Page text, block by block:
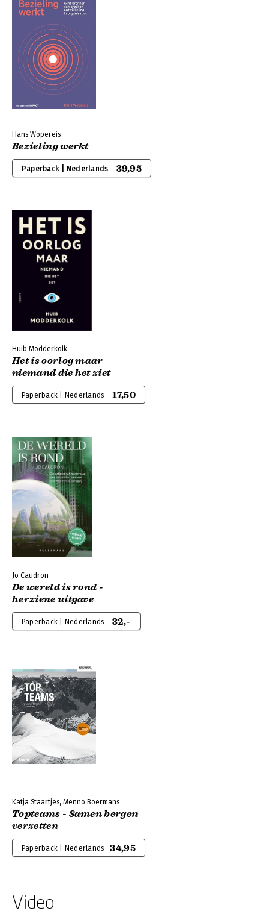
Hans Wopereis
Bezieling werkt
Paperback | Nederlands 39,95
Huib Modderkolk
Het is oorlog maar
niemand die het ziet
Paperback | Nederlands 17,50
Jo Caudron
De wereld is rond -
herziene uitgave
Paperback | Nederlands 32,-
Katja Staartjes, Menno Boermans
Topteams - Samen bergen
verzetten
Paperback | Nederlands 34,95
Video